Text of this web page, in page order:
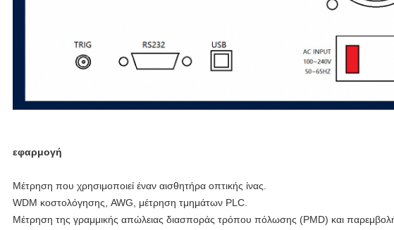
εφαρμογή
Μέτρηση που χρησιμοποιεί έναν αισθητήρα οπτικής ίνας.
WDM κοστολόγησης, AWG, μέτρηση τμημάτων PLC.
Μέτρηση της γραμμικής απώλειας διασποράς τρόπου πόλωσης (PMD) και